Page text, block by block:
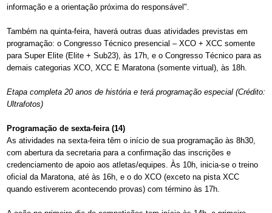
informação e a orientação próxima do responsável".
Também na quinta-feira, haverá outras duas atividades previstas em
programação: o Congresso Técnico presencial – XCO + XCC somente
para Super Elite (Elite + Sub23), às 17h, e o Congresso Técnico para as
demais categorias XCO, XCC E Maratona (somente virtual), às 18h.
Etapa completa 20 anos de história e terá programação especial (Crédito:
Ultrafotos)
Programação de sexta-feira (14)
As atividades na sexta-feira têm o início de sua programação às 8h30,
com abertura da secretaria para a confirmação das inscrições e
credenciamento de apoio aos atletas/equipes. Às 10h, inicia-se o treino
oficial da Maratona, até às 16h, e o do XCO (exceto na pista XCC
quando estiverem acontecendo provas) com término às 17h.